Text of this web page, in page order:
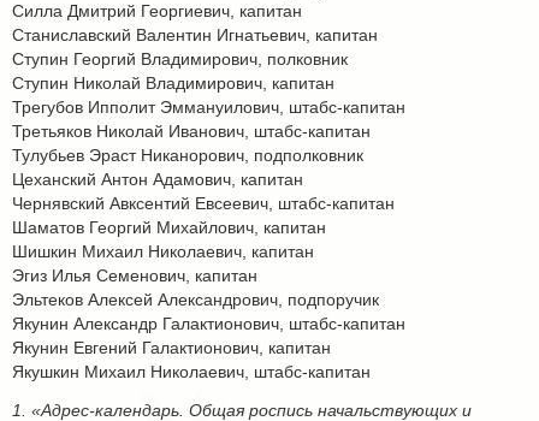
Силла Дмитрий Георгиевич, капитан
Станиславский Валентин Игнатьевич, капитан
Ступин Георгий Владимирович, полковник
Ступин Николай Владимирович, капитан
Трегубов Ипполит Эммануилович, штабс-капитан
Третьяков Николай Иванович, штабс-капитан
Тулубьев Эраст Никанорович, подполковник
Цеханский Антон Адамович, капитан
Чернявский Авксентий Евсеевич, штабс-капитан
Шаматов Георгий Михайлович, капитан
Шишкин Михаил Николаевич, капитан
Эгиз Илья Семенович, капитан
Эльтеков Алексей Александрович, подпоручик
Якунин Александр Галактионович, штабс-капитан
Якунин Евгений Галактионович, капитан
Якушкин Михаил Николаевич, штабс-капитан
1. «Адрес-календарь. Общая роспись начальствующих и